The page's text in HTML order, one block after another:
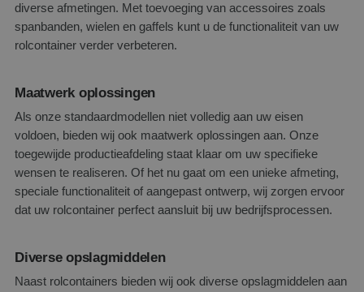
diverse afmetingen. Met toevoeging van accessoires zoals
spanbanden, wielen en gaffels kunt u de functionaliteit van uw
rolcontainer verder verbeteren.
Maatwerk oplossingen
Als onze standaardmodellen niet volledig aan uw eisen
voldoen, bieden wij ook maatwerk oplossingen aan. Onze
toegewijde productieafdeling staat klaar om uw specifieke
wensen te realiseren. Of het nu gaat om een unieke afmeting,
speciale functionaliteit of aangepast ontwerp, wij zorgen ervoor
dat uw rolcontainer perfect aansluit bij uw bedrijfsprocessen.
Diverse opslagmiddelen
Naast rolcontainers bieden wij ook diverse opslagmiddelen aan